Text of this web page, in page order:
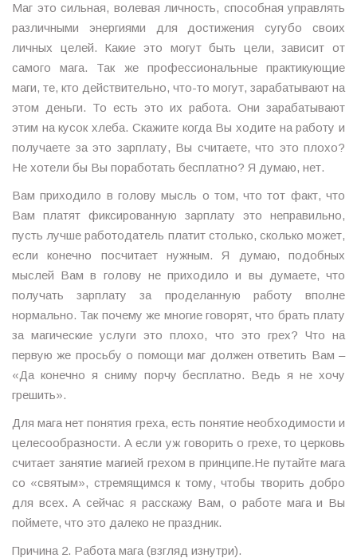
Маг это сильная, волевая личность, способная управлять
различными энергиями для достижения сугубо своих
личных целей. Какие это могут быть цели, зависит от
самого мага. Так же профессиональные практикующие
маги, те, кто действительно, что-то могут, зарабатывают на
этом деньги. То есть это их работа. Они зарабатывают
этим на кусок хлеба. Скажите когда Вы ходите на работу и
получаете за это зарплату, Вы считаете, что это плохо?
Не хотели бы Вы поработать бесплатно? Я думаю, нет.
Вам приходило в голову мысль о том, что тот факт, что
Вам платят фиксированную зарплату это неправильно,
пусть лучше работодатель платит столько, сколько может,
если конечно посчитает нужным. Я думаю, подобных
мыслей Вам в голову не приходило и вы думаете, что
получать зарплату за проделанную работу вполне
нормально. Так почему же многие говорят, что брать плату
за магические услуги это плохо, что это грех? Что на
первую же просьбу о помощи маг должен ответить Вам –
«Да конечно я сниму порчу бесплатно. Ведь я не хочу
грешить».
Для мага нет понятия греха, есть понятие необходимости и
целесообразности. А если уж говорить о грехе, то церковь
считает занятие магией грехом в принципе.Не путайте мага
со «святым», стремящимся к тому, чтобы творить добро
для всех. А сейчас я расскажу Вам, о работе мага и Вы
поймете, что это далеко не праздник.
Причина 2. Работа мага (взгляд изнутри).